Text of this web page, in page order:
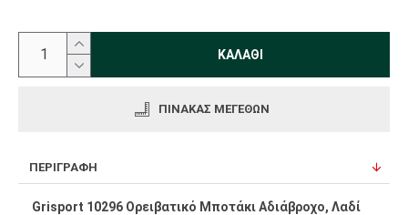
ΚΑΛΆΘΙ
ΠΊΝΑΚΑΣ ΜΕΓΕΘΏΝ
ΠΕΡΙΓΡΑΦΉ
Grisport 10296 Ορειβατικό Μποτάκι Αδιάβροχο, Λαδί